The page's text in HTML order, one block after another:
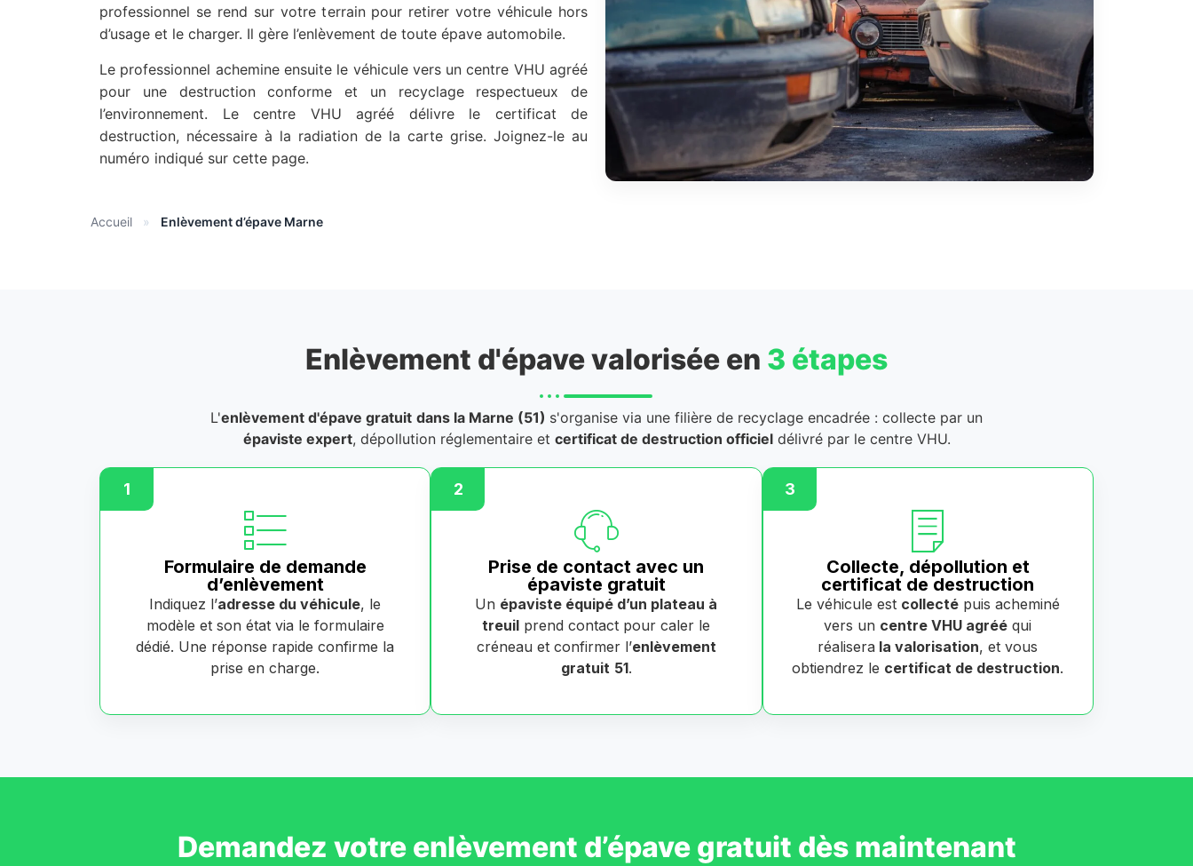
professionnel se rend sur votre terrain pour retirer votre véhicule hors
d’usage et le charger. Il gère l’enlèvement de toute épave automobile.
Le professionnel achemine ensuite le véhicule vers un centre VHU agréé
pour une destruction conforme et un recyclage respectueux de
l’environnement. Le centre VHU agréé délivre le certificat de
destruction, nécessaire à la radiation de la carte grise. Joignez-le au
numéro indiqué sur cette page.
Accueil » Enlèvement d’épave Marne
Enlèvement d'épave valorisée en 3 étapes
L'enlèvement d'épave gratuit dans la Marne (51) s'organise via une filière de recyclage encadrée : collecte par un
épaviste expert, dépollution réglementaire et certificat de destruction officieldélivré par le centre VHU.
1
Formulaire de demande
d’enlèvement
Indiquez l’adresse du véhicule, le
modèle et son état via le formulaire
dédié. Une réponse rapide confirme la
prise en charge.
2
Prise de contact avec un
épaviste gratuit
Un épaviste équipé d’un plateau à
treuil prend contact pour caler le
créneau et confirmer l’enlèvement
gratuit 51.
3
Collecte, dépollution et
certificat de destruction
Le véhicule est collectépuis acheminé
vers un centre VHU agréé qui
réalisera la valorisation, et vous
obtiendrez le certificat de destruction.
Demandez votre enlèvement d’épave gratuit dès maintenant